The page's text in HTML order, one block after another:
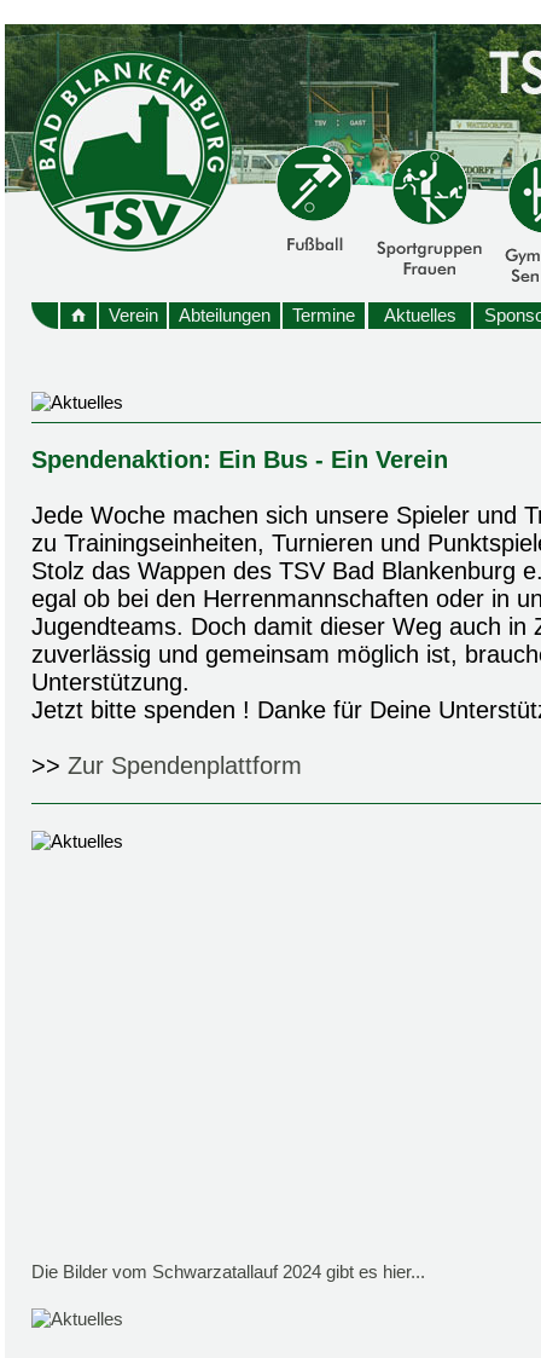
Verein Abteilungen Termine Aktuelles
Spendenaktion: Ein Bus - Ein Verein
Jede Woche machen sich unsere Spieler und
zu Trainingseinheiten, Turnieren und
Stolz das Wappen des TSV Bad Blankenburg
egal ob bei den Herrenmannschaften oder in
Jugendteams. Doch damit dieser Weg auch in
zuverlässig und gemeinsam möglich ist,
Unterstützung.
Jetzt bitte spenden ! Danke für Deine
>> Zur Spendenplattform
Die Bilder vom Schwarzatallauf 2024 gibt es hier...